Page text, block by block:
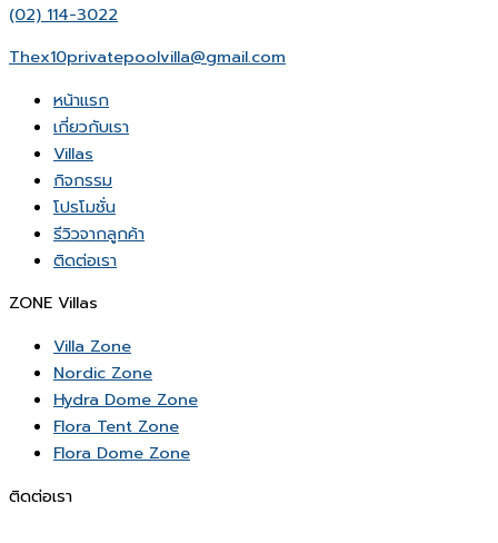
(02) 114-3022
Thex10privatepoolvilla@gmail.com
หน้าเเรก
เกี่ยวกับเรา
Villas
กิจกรรม
โปรโมชั่น
รีวิวจากลูกค้า
ติดต่อเรา
ZONE Villas
Villa Zone
Nordic Zone
Hydra Dome Zone
Flora Tent Zone
Flora Dome Zone
ติดต่อเรา